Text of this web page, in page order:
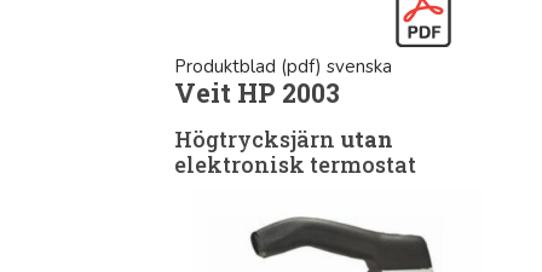
Produktblad (pdf) svenska
Veit HP 2003
Högtrycksjärn utan
elektronisk termostat